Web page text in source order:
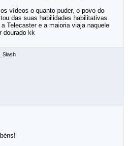
vídeos o quanto puder, o povo do
das suas habilidades habilitativas
Telecaster e a maioria viaja naquele
dourado kk